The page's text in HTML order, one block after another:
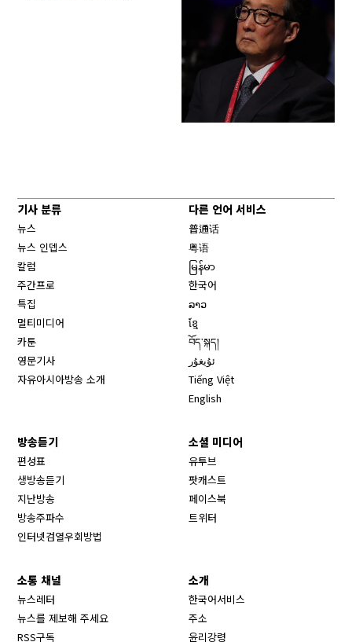
기사 분류
뉴스
뉴스 인뎁스
칼럼
주간프로
특집
멀티미디어
카툰
영문기사
자유아시아방송 소개
다른 언어 서비스
普通话
粤语
မြန်မာ
한국어
ລາວ
ខ្មែ
བོད་སྐད།
ئۇيغۇر
Tiếng Việt
English
방송듣기
편성표
생방송듣기
지난방송
방송주파수
인터넷검열우회방법
소셜 미디어
유투브
팟캐스트
페이스북
트위터
소통 채널
뉴스레터
뉴스를 제보해 주세요
RSS구독
소개
한국어서비스
주소
윤리강령